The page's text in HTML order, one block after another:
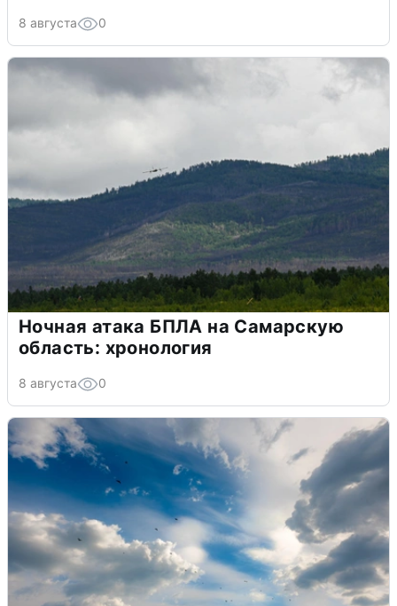
8 августа 0
Ночная атака БПЛА на Самарскую
область: хронология
8 августа 0